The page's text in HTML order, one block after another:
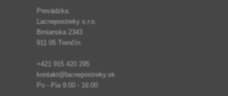
Prevádzka:
Lacnepostreky s.r.o.
Brnianska 2343
911 05 Trenčín
+421 915 420 295
kontakt@lacnepostreky.sk
Po - Pia 9:00 - 16:00